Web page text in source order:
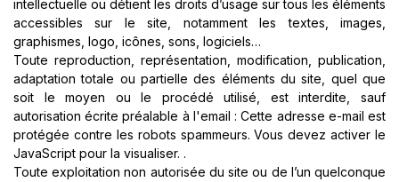
intellectuelle ou détient les droits d’usage sur tous les éléments
accessibles sur le site, notamment les textes, images,
graphismes, logo, icônes, sons, logiciels…
Toute reproduction, représentation, modification, publication,
adaptation totale ou partielle des éléments du site, quel que
soit le moyen ou le procédé utilisé, est interdite, sauf
autorisation écrite préalable à l'email :Cette adresse e-mail est
protégée contre les robots spammeurs. Vous devez activer le
JavaScript pour la visualiser. .
Toute exploitation non autorisée du site ou de l’un quelconque